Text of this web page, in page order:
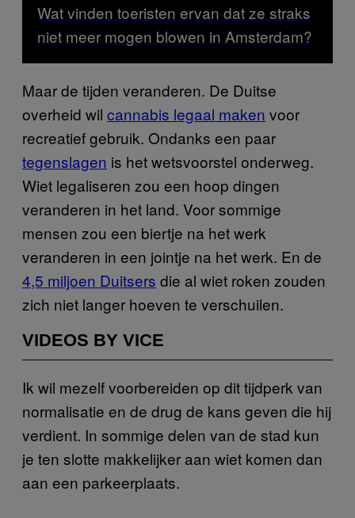
Wat vinden toeristen ervan dat ze straks
niet meer mogen blowen in Amsterdam?
Maar de tijden veranderen. De Duitse
overheid wil cannabis legaal maken voor
recreatief gebruik. Ondanks een paar
tegenslagen is het wetsvoorstel onderweg.
Wiet legaliseren zou een hoop dingen
veranderen in het land. Voor sommige
mensen zou een biertje na het werk
veranderen in een jointje na het werk. En de
4,5 miljoen Duitsers die al wiet roken zouden
zich niet langer hoeven te verschuilen.
VIDEOS BY VICE
Ik wil mezelf voorbereiden op dit tijdperk van
normalisatie en de drug de kans geven die hij
verdient. In sommige delen van de stad kun
je ten slotte makkelijker aan wiet komen dan
aan een parkeerplaats.